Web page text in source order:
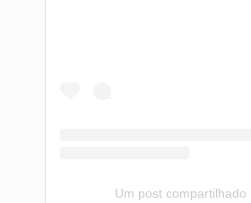
Um post